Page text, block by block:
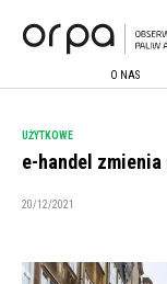
O NAS
UŻYTKOWE
e-handel
20/12/2021